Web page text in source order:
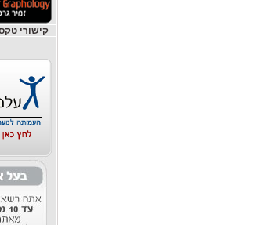
קישורי